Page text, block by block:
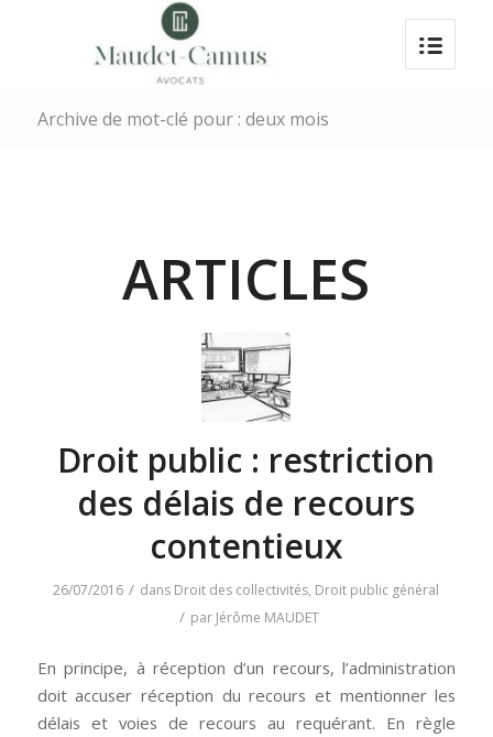
Archive de mot-clé pour : deux mois
ARTICLES
Droit public : restriction
des délais de recours
contentieux
26/07/2016 / dans Droit des collectivités, Droit public général
/ par Jérôme MAUDET
En principe, à réception d’un recours, l’administration
doit accuser réception du recours et mentionner les
délais et voies de recours au requérant. En règle